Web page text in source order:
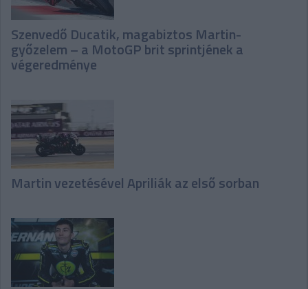
Szenvedő Ducatik, magabiztos Martin-
győzelem – a MotoGP brit sprintjének a
végeredménye
Martin vezetésével Apriliák az első sorban